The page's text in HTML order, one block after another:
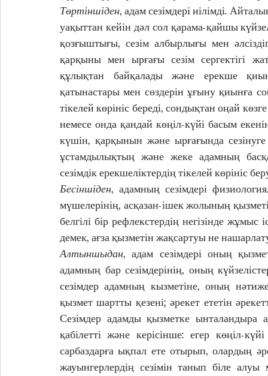
Төртіншіден, адам сезімдері иілімді.
уақыттан кейін дәл сол қарама-қайшы
қозғыштығы, сезім албырлығы мен
қарқыны мен ырғағы сезім сергектігі
құлықтан байқалады және ерекше
қатынастары мен сөздерін ұғыну қиынға
тікелей көрініс береді, сондықтан оңай
немесе онда қандай көңіл-күйі басым
күшін, қарқынын және ырғағында
ұстамдылықтың және жеке адамның
сезімдік ерекшеліктердің тікелей көрініс
Бесіншіден, адамның сезімдері
мүшелерінің, асқазан-ішек жолының
белгілі бір рефлекстердің негізінде
демек, ағза қызметін жақсартуы не
Алтыншыдан, адам сезімдері оның
адамның бар сезімдерінің, оның
сезімдер адамның кызметіне, оның
қызмет шартты қезені; әрекет ететін
Сезімдер адамды қызметке
қабілетті және керісінше: егер көңіл-
сарбаздарға ықпал ете отырып, олардың
жауынгерлердің сезімін танып біле